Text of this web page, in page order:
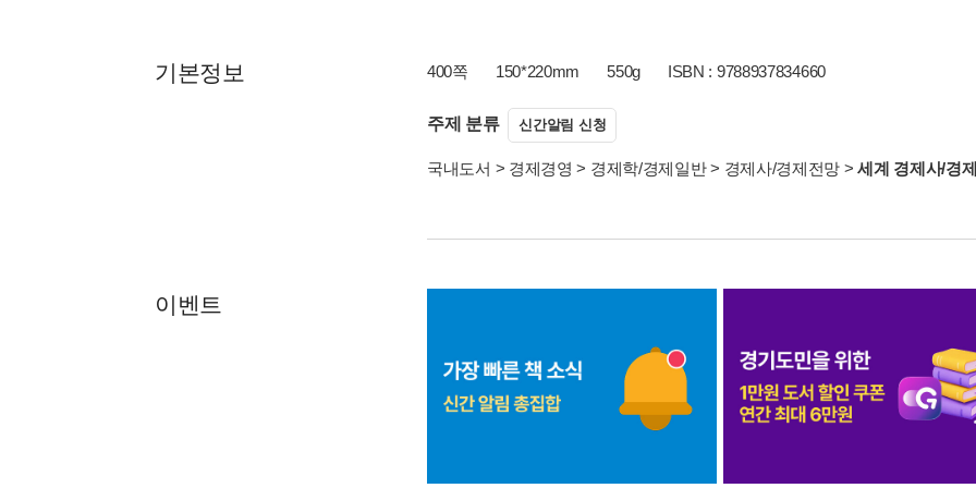
기본정보 400쪽 150*220mm 550g ISBN : 9788937834660
주제 분류 신간알림 신청
국내도서 > 경제경영 > 경제학/경제일반> 경제사/경제전망 >세계 경제사/경
이벤트